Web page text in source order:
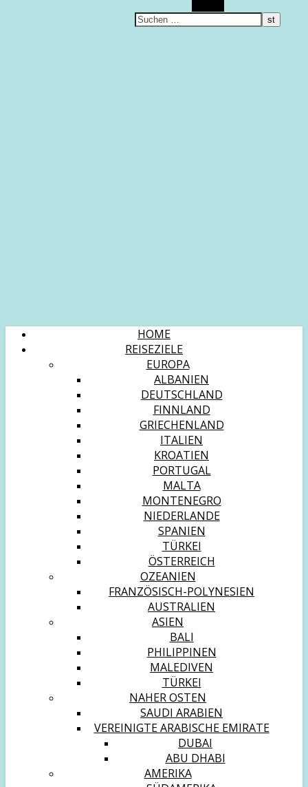
HOME
REISEZIELE
EUROPA
ALBANIEN
DEUTSCHLAND
FINNLAND
GRIECHENLAND
ITALIEN
KROATIEN
PORTUGAL
MALTA
MONTENEGRO
NIEDERLANDE
SPANIEN
TÜRKEI
ÖSTERREICH
OZEANIEN
FRANZÖSISCH-POLYNESIEN
AUSTRALIEN
ASIEN
BALI
PHILIPPINEN
MALEDIVEN
TÜRKEI
NAHER OSTEN
SAUDI ARABIEN
VEREINIGTE ARABISCHE EMIRATE
DUBAI
ABU DHABI
AMERIKA